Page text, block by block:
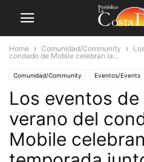
Home Comunidad/Community
condado de Mobile celebran la...
Comunidad/Community Eventos/Events
Los eventos
verano del
Mobile